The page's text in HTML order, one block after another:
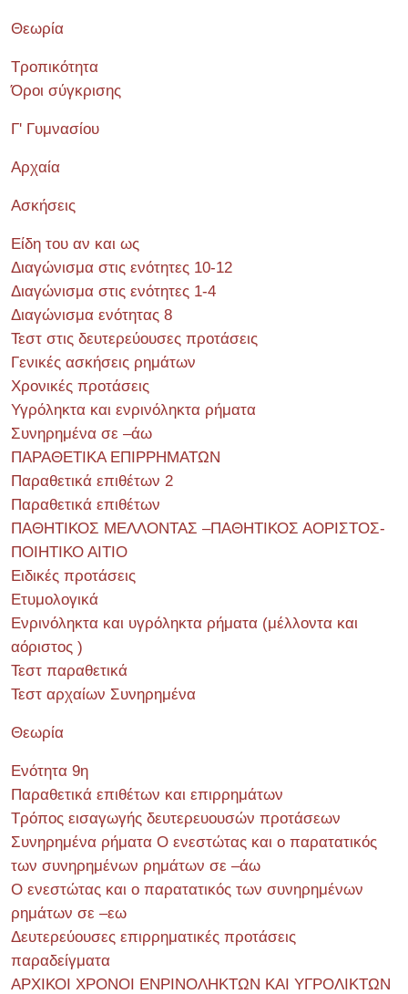
Θεωρία
Τροπικότητα
Όροι σύγκρισης
Γ' Γυμνασίου
Αρχαία
Ασκήσεις
Είδη του αν και ως
Διαγώνισμα στις ενότητες 10-12
Διαγώνισμα στις ενότητες 1-4
Διαγώνισμα ενότητας 8
Τεστ στις δευτερεύουσες προτάσεις
Γενικές ασκήσεις ρημάτων
Χρονικές προτάσεις
Υγρόληκτα και ενρινόληκτα ρήματα
Συνηρημένα σε –άω
ΠΑΡΑΘΕΤΙΚΑ ΕΠΙΡΡΗΜΑΤΩΝ
Παραθετικά επιθέτων 2
Παραθετικά επιθέτων
ΠΑΘΗΤΙΚΟΣ ΜΕΛΛΟΝΤΑΣ –ΠΑΘΗΤΙΚΟΣ ΑΟΡΙΣΤΟΣ-
ΠΟΙΗΤΙΚΟ ΑΙΤΙΟ
Ειδικές προτάσεις
Ετυμολογικά
Ενρινόληκτα και υγρόληκτα ρήματα (μέλλοντα και
αόριστος )
Τεστ παραθετικά
Τεστ αρχαίων Συνηρημένα
Θεωρία
Ενότητα 9η
Παραθετικά επιθέτων και επιρρημάτων
Τρόπος εισαγωγής δευτερευουσών προτάσεων
Συνηρημένα ρήματα Ο ενεστώτας και ο παρατατικός
των συνηρημένων ρημάτων σε –άω
Ο ενεστώτας και ο παρατατικός των συνηρημένων
ρημάτων σε –εω
Δευτερεύουσες επιρρηματικές προτάσεις
παραδείγματα
ΑΡΧΙΚΟΙ ΧΡΟΝΟΙ ΕΝΡΙΝΟΛΗΚΤΩΝ ΚΑΙ ΥΓΡΟΛΙΚΤΩΝ